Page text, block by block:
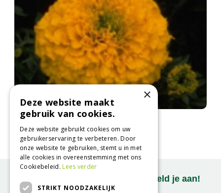
Afrikaantje
Tagetes 'Antigua Gold'
Onze nieuwsbrief ontvangen? Meld je aan!
×
Deze website maakt
gebruik van cookies.
Deze website gebruikt cookies om uw
gebruikerservaring te verbeteren. Door
onze website te gebruiken, stemt u in met
alle cookies in overeenstemming met ons
Cookiebeleid.Lees verder
STRIKT NOODZAKELIJK